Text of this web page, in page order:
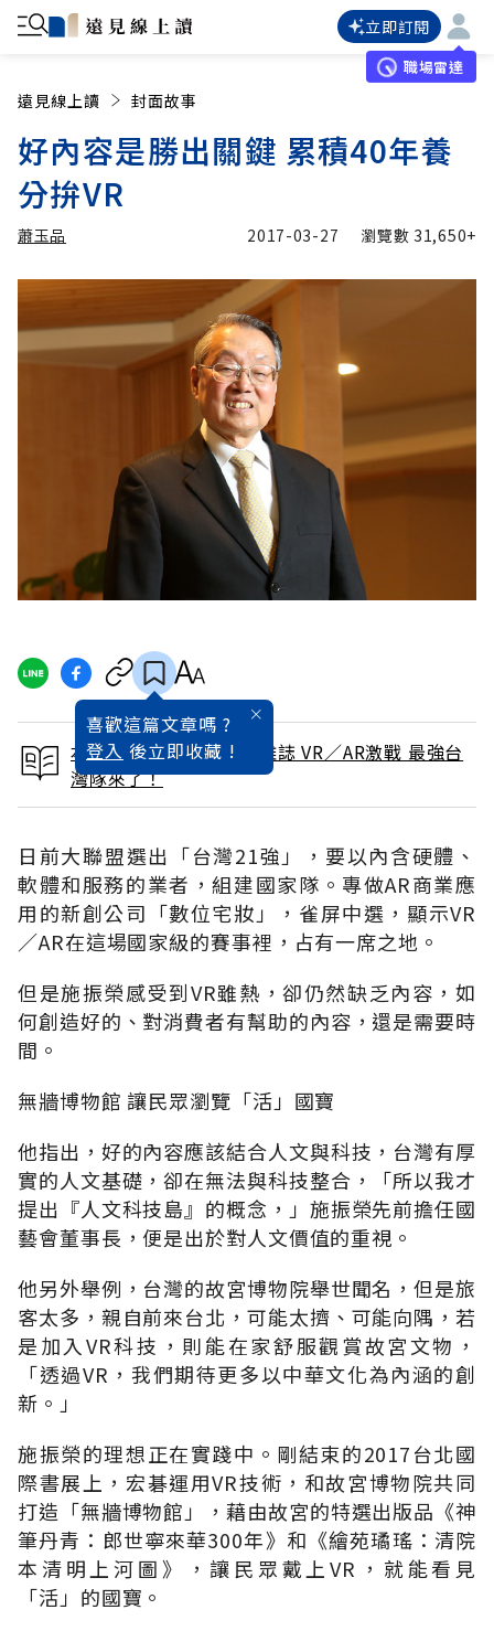
立即訂閱
職場雷達
遠見線上讀 封面故事
好內容是勝出關鍵 累積40年養
分拚VR
蕭玉品
加入追蹤
2017-03-27 瀏覽數 31,650+
喜歡這篇文章嗎 ?
登入 後立即收藏 !
本文出自 2017 / 4月號雜誌 VR／AR激戰 最強台
灣隊來了！
日前大聯盟選出「台灣21強」，要以內含硬體、
軟體和服務的業者，組建國家隊。專做AR商業應
用的新創公司「數位宅妝」，雀屏中選，顯示VR
／AR在這場國家級的賽事裡，占有一席之地。
但是施振榮感受到VR雖熱，卻仍然缺乏內容，如
何創造好的、對消費者有幫助的內容，還是需要時
間。
無牆博物館 讓民眾瀏覽「活」國寶
他指出，好的內容應該結合人文與科技，台灣有厚
實的人文基礎，卻在無法與科技整合，「所以我才
提出『人文科技島』的概念，」施振榮先前擔任國
藝會董事長，便是出於對人文價值的重視。
他另外舉例，台灣的故宮博物院舉世聞名，但是旅
客太多，親自前來台北，可能太擠、可能向隅，若
是加入VR科技，則能在家舒服觀賞故宮文物，
「透過VR，我們期待更多以中華文化為內涵的創
新。」
施振榮的理想正在實踐中。剛結束的2017台北國
際書展上，宏碁運用VR技術，和故宮博物院共同
打造「無牆博物館」，藉由故宮的特選出版品《神
筆丹青：郎世寧來華300年》和《繪苑璚瑤：清院
本清明上河圖》，讓民眾戴上VR，就能看見
「活」的國寶。